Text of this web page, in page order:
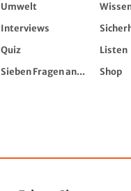
Umwelt
Interviews
Quiz
Listen
Sieben Fragen an...
Shop